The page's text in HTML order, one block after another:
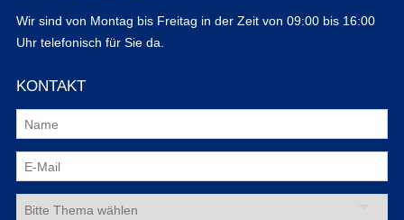
Wir sind von Montag bis Freitag in der Zeit von 09:00 bis 16:00
Uhr telefonisch für Sie da.
KONTAKT